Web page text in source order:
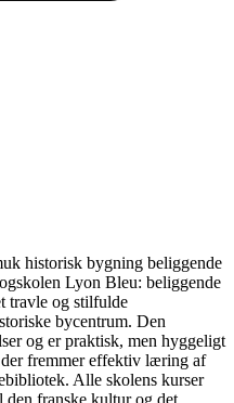
historisk bygning beliggende
Lyon Bleu: beliggende
travle og stilfulde
bycentrum. Den
og er praktisk, men hyggeligt
fremmer effektiv læring af
Alle skolens kurser